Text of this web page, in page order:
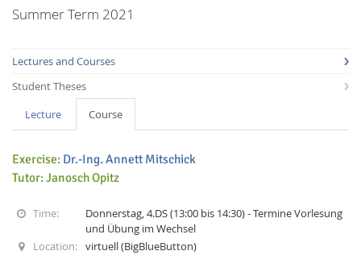
Interactive Media
Summer Term 2021
Lectures and Courses
Student Theses
Lecture
Course
Exercise: Dr.-Ing. Annett Mitschick
Tutor: Janosch Opitz
Time:
Donnerstag, 4.DS (13:00 bis 14:30) - Termine Vorlesung
und Übung im Wechsel
Location: virtuell (BigBlueButton)